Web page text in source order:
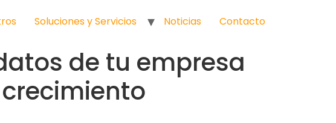
Soluciones y Servicios Noticias Contacto
de tu empresa